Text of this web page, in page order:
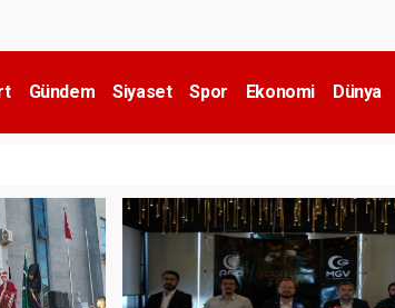
Gündem Siyaset Spor Ekonomi Dünya